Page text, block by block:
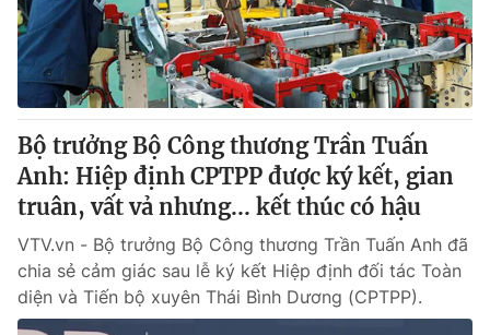
Thị trường
Tư vấn
Lịch phát sóng
Chuyên mục khác
Emagazine Podcast
Photo Infographic
Video Shorts video
Bộ trưởng Bộ Công thương Trần Tuấn
Anh: Hiệp định CPTPP được ký kết, gian
truân, vất vả nhưng... kết thúc có hậu
VTV.vn - Bộ trưởng Bộ Công thương Trần Tuấn Anh đã
chia sẻ cảm giác sau lễ ký kết Hiệp định đối tác Toàn
diện và Tiến bộ xuyên Thái Bình Dương (CPTPP).